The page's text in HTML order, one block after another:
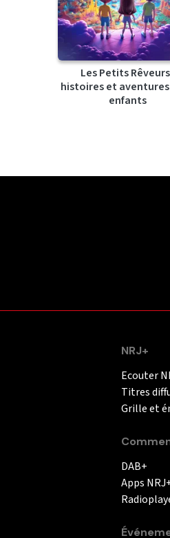
Les Petits
histoires et
enfants
NRJ+
Ecouter
Titres
Grille et
DAB+
Apps